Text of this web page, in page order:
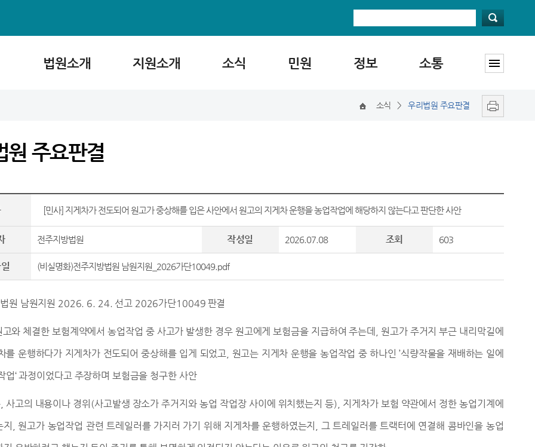
법원소개 지원소개 소식 민원 정보 소통
소식 > 우리법원 주요판결
원 주요판결
[민사] 지게차가 전도되어 원고가 중상해를 입은 사안에서 원고의 지게차 운행을 농업작업에 해당하지 않는다고 판단한 사안
전주지방법원 작성일 2026.07.08 조회 603
(비실명화)전주지방법원 남원지원_2026가단10049.pdf
원 남원지원 2026. 6. 24. 선고 2026가단10049판결
와 체결한 보험계약에서 농업작업 중 사고가 발생한 경우 원고에게 보험금을 지급하여 주는데 ,원고가 주거지 부근 내리막길에
를 운행하다가 지게차가 전도되어 중상해를 입게 되었고 원고는 지게차 운행을 농업작업 중 하나인’식량작물을 재배하는 일에
업‘과정이었다고 주장하며 보험금을 청구한 사안
, 사고의 내용이나 경위 (사고발생 장소가 주거지와 농업 작업장 사이에 위치했는지 등), 지게차가 보험 약관에서 정한 농업기계에
,원고가 농업작업 관련 트레일러를 가지러 가기 위해 지게차를 운행하였는지
그 트레일러를 트랙터에 연결해 콤바인을 농업